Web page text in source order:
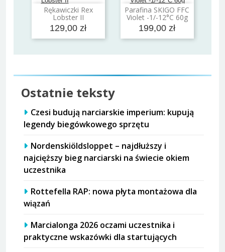
Rękawiczki Rex
Lobster II
129,00 zł
Dodaj do koszyka Parafina SKIGO FFC
Violet -1/-12°C 60g
199,00 zł
Dodaj do koszyka
Ostatnie teksty
Czesi budują narciarskie imperium: kupują
legendy biegówkowego sprzętu
Nordenskiöldsloppet – najdłuższy i
najcięższy bieg narciarski na świecie okiem
uczestnika
Rottefella RAP: nowa płyta montażowa dla
wiązań
Marcialonga 2026 oczami uczestnika i
praktyczne wskazówki dla startujących